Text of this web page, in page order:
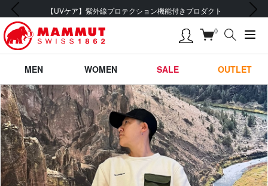
【UVケア】紫外線プロテクション機能付きプロダクト
前の画像 次の画像
0
MEN WOMEN SALE OUTLET